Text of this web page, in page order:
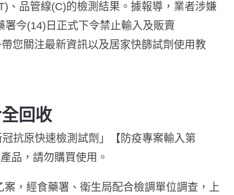
、品管線(C)的檢測結果。據報導，業者涉嫌
今(14)日正式下令禁止輸入及販賣
您關注最新資訊以及居家快篩試劑使用教
回收
抗原快速檢測試劑」【防疫專案輸入第
品，請勿購買使用。
，經食藥署、衛生局配合檢調單位調查，上